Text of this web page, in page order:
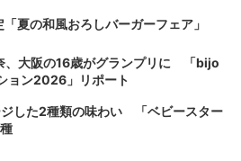
夏の和風おろしバーガーフェア」
、大阪の16歳がグランプリに 「bijo
ョン2026」リポート
ジした2種類の味わい 「ベビースター